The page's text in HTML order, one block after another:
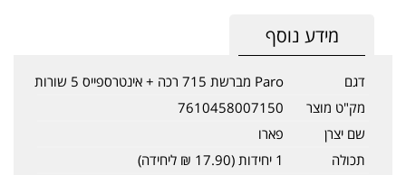
מידע נוסף
דגם
Paro מברשת 715 רכה + אינטרספייס 5 שורות
מק"ט מוצר
7610458007150
שם יצרן
פארו
תכולה
1 יחידות (17.90 ₪ ליחידה)